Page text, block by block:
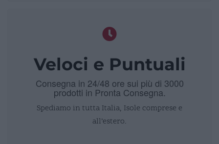
Veloci e Puntuali
Consegna in 24/48 ore sui più di 3000
prodotti in Pronta Consegna.
Spediamo in tutta Italia, Isole comprese e
all’estero.